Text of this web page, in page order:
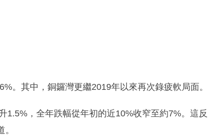
。其中，銅鑼灣更繼2019年以來再次錄疲軟局面。
1.5%，全年跌幅從年初的近10%收窄至約7%。這反